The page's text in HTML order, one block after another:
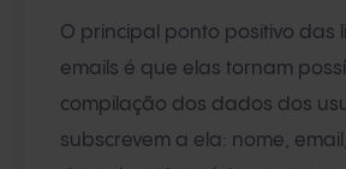
O principal ponto positivo das
emails é que elas tornam
compilação dos dados dos
subscrevem a ela: nome,